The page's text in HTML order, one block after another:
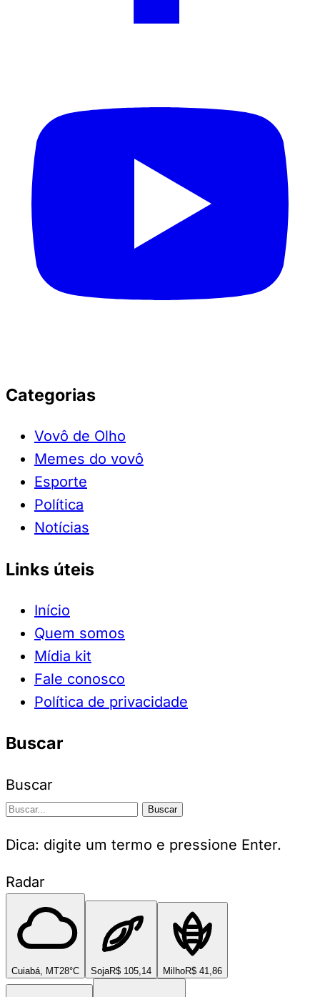
Categorias
Vovô de Olho
Memes do vovô
Esporte
Política
Notícias
Links úteis
Início
Quem somos
Mídia kit
Fale conosco
Política de privacidade
Buscar
Buscar
Buscar
Dica: digite um termo e pressione Enter.
Radar
Cuiabá, MT28°C SojaR$ 105,14 MilhoR$ 41,86